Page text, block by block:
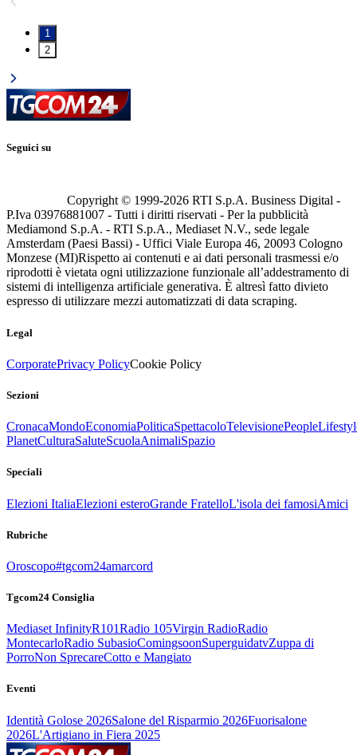
1
2
Seguici su
Copyright © 1999-2026 RTI S.p.A. Business Digital -
P.Iva 03976881007 - Tutti i diritti riservati - Per la pubblicità
Mediamond S.p.A. - RTI S.p.A., Mediaset N.V., sede legale
Amsterdam (Paesi Bassi) - Uffici Viale Europa 46, 20093 Cologno
Monzese (MI)Rispetto ai contenuti e ai dati personali trasmessi e/o
riprodotti è vietata ogni utilizzazione funzionale all’addestramento di
sistemi di intelligenza artificiale generativa. È altresì fatto divieto
espresso di utilizzare mezzi automatizzati di data scraping.
Legal
CorporatePrivacy PolicyCookie Policy
Sezioni
CronacaMondoEconomiaPoliticaSpettacoloTelevisionePeople
PlanetCulturaSaluteScuolaAnimaliSpazio
Speciali
Elezioni ItaliaElezioni esteroGrande FratelloL'isola dei famosiAmici
Rubriche
Oroscopo#tgcom24amarcord
Tgcom24 Consiglia
Mediaset InfinityR101Radio 105Virgin RadioRadio
MontecarloRadio SubasioComingsoonSuperguidatvZuppa di
PorroNon SprecareCotto e Mangiato
Eventi
Identità Golose 2026Salone del Risparmio 2026Fuorisalone
2026L'Artigiano in Fiera 2025